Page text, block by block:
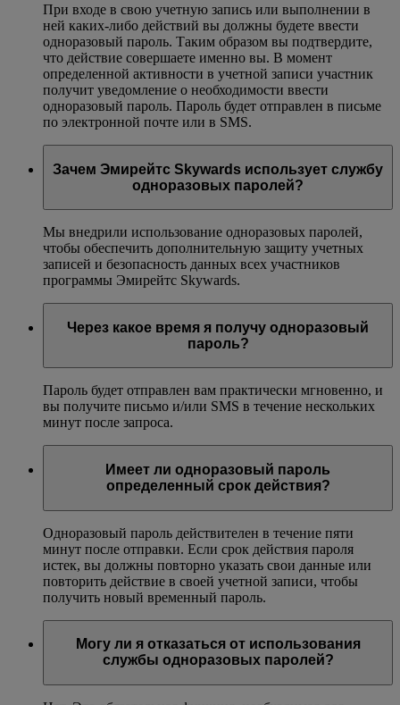
При входе в свою учетную запись или выполнении в
ней каких-либо действий вы должны будете ввести
одноразовый пароль. Таким образом вы подтвердите,
что действие совершаете именно вы. В момент
определенной активности в учетной записи участник
получит уведомление о необходимости ввести
одноразовый пароль. Пароль будет отправлен в письме
по электронной почте или в SMS.
Зачем Эмирейтс Skywards использует службу
одноразовых паролей?
Мы внедрили использование одноразовых паролей,
чтобы обеспечить дополнительную защиту учетных
записей и безопасность данных всех участников
программы Эмирейтс Skywards.
Через какое время я получу одноразовый
пароль?
Пароль будет отправлен вам практически мгновенно, и
вы получите письмо и/или SMS в течение нескольких
минут после запроса.
Имеет ли одноразовый пароль
определенный срок действия?
Одноразовый пароль действителен в течение пяти
минут после отправки. Если срок действия пароля
истек, вы должны повторно указать свои данные или
повторить действие в своей учетной записи, чтобы
получить новый временный пароль.
Могу ли я отказаться от использования
службы одноразовых паролей?